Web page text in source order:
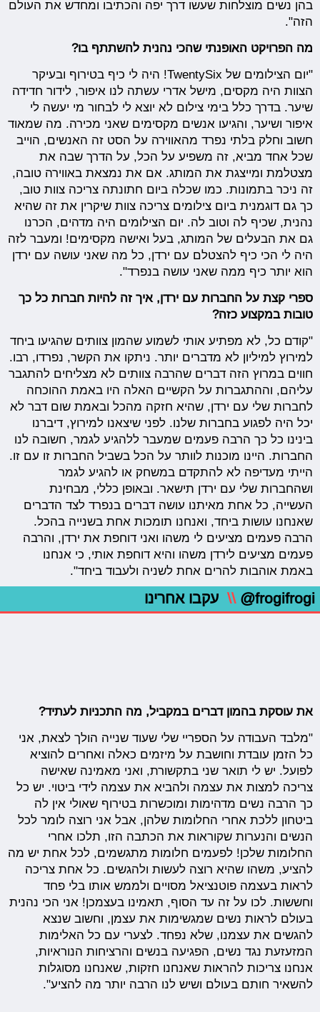
בהן נשים מוצלחות שעשו דרך יפה והכתיבו ומחדש את העולם
הזה".
מה הפרויקט האופנתי שהכי נהנית להשתתף בו?
"יום הצילומים של TwentySix! היה לי כיף בטירוף ובעיקר
הצוות היה מקסים, מישל אדרי עשתה לנו איפור, לידור חדידה
שיער. בדרך כלל בימי צילום לא יוצא לי לבחור מי יעשה לי
איפור ושיער, והגיעו אנשים מקסימים שאני מכירה. מה שמאוד
חשוב וחלק בלתי נפרד מהאווירה על הסט זה האנשים, הוייב
שכל אחד מביא, זה משפיע על הכל, על הדרך שבה את
מצטלמת ומייצגת את המותג. אם את נמצאת באווירה טובה,
זה ניכר בתמונות. כמו שכלה ביום חתונתה צריכה צוות טוב,
כך גם דוגמנית ביום צילומים צריכה צוות שיקרין את זה שהיא
נהנית, שכיף לה וטוב לה. יום הצילומים היה מדהים, הכרנו
גם את הבעלים של המותג, בעל ואישה מקסימים! ומעבר לזה
היה לי הכי כיף להצטלם עם ירדן, כל מה שאני עושה עם ירדן
הוא יותר כיף ממה שאני עושה בנפרד".
ספרי קצת על החברות עם ירדן, איך זה להיות חברות כל כך
טובות במקצוע כזה?
"קודם כל, לא מפתיע אותי לשמוע שהמון צוותים שהגיעו ביחד
למירוץ למיליון לא מדברים יותר. ניתקו את הקשר, נפרדו, רבו.
חווים במרוץ הזה דברים שהרבה צוותים לא מצליחים להתגבר
עליהם, וההתגברות על הקשיים האלה היו באמת ההוכחה
לחברות שלי עם ירדן, שהיא חזקה מהכל ובאמת שום דבר לא
יכל היה לפגוע בחברות שלנו. לפני שיצאנו למירוץ, דיברנו
בינינו כל כך הרבה פעמים שמעבר ללהגיע לגמר, חשובה לנו
החברות. היינו מוכנות לוותר על הכל בשביל החברות זו עם זו.
הייתי מעדיפה לא להתקדם במשחק או להגיע לגמר
ושהחברות שלי עם ירדן תישאר. ובאופן כללי, מבחינת
העשייה, כל אחת מאיתנו עושה דברים בנפרד לצד הדברים
שאנחנו עושות ביחד, ואנחנו תומכות אחת בשנייה בהכל.
הרבה פעמים מציעים לי משהו ואני דוחפת את ירדן, והרבה
פעמים מציעים לירדן משהו והיא דוחפת אותי, כי אנחנו
באמת אוהבות להרים אחת לשניה ולעבוד ביחד".
@frogifrogi
\\ עקבו אחרינו
את עוסקת בהמון דברים במקביל, מה התכניות לעתיד?
"מלבד העבודה על הספריי שלי שעוד שנייה הולך לצאת, אני
כל הזמן עובדת וחושבת על מיזמים כאלה ואחרים להוציא
לפועל. יש לי תואר שני בתקשורת, ואני מאמינה שאישה
צריכה למצות את עצמה ולהביא את עצמה לידי ביטוי. יש כל
כך הרבה נשים מדהימות ומוכשרות בטירוף שאולי אין לה
ביטחון ללכת אחרי החלומות שלהן, אבל אני רוצה לומר לכל
הנשים והנערות שקוראות את הכתבה הזו, תלכו אחרי
החלומות שלכן! לפעמים חלומות מתגשמים, לכל אחת יש מה
להציע, משהו שהיא רוצה לעשות ולהגשים. כל אחת צריכה
לראות בעצמה פוטנציאל מסויים ולממש אותו בלי פחד
וחששות. לכו על זה עד הסוף, תאמינו בעצמכן! אני הכי נהנית
בעולם לראות נשים שמגשימות את עצמן, וחשוב שנצא
להגשים את עצמנו, שלא נפחד. לצערי עם כל האלימות
המזעזעת נגד נשים, הפגיעה בנשים והרציחות הנוראיות,
אנחנו צריכות להראות שאנחנו חזקות, שאנחנו מסוגלות
להשאיר חותם בעולם ושיש לנו הרבה יותר מה להציע".